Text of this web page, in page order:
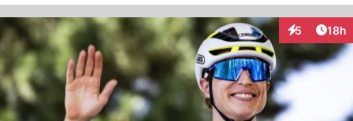
5
Interaktionen
18h